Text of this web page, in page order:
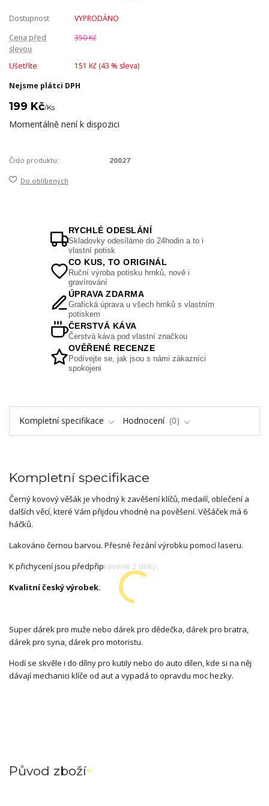
Dostupnost
VYPRODÁNO
Cena před
slevou
350 Kč
Ušetříte 151 Kč (43 % sleva)
Nejsme plátci DPH
199 Kč/Ks
Momentálně není k dispozici
Číslo produktu: 20027
Do oblíbených
RYCHLÉ ODESLÁNÍ
Skladovky odesíláme do 24hodin a to i
vlastní potisk
CO KUS, TO ORIGINÁL
Ruční výroba potisku hrnků, nově i
gravírování
ÚPRAVA ZDARMA
Grafická úprava u všech hrnků s vlastním
potiskem
ČERSTVÁ KÁVA
Čerstvá káva pod vlastní značkou
OVĚŘENÉ RECENZE
Podívejte se, jak jsou s námi zákazníci
spokojeni
Kompletní specifikace Hodnocení 0
Kompletní specifikace
Černý kovový věšák je vhodný k zavěšení klíčů, medailí, oblečení a
dalších věcí, které Vám přijdou vhodné na pověšení. Věšáček má 6
háčků.
Lakováno černou barvou. Přesné řezání výrobku pomocí laseru.
K přichycení jsou předpřipravené 2 dírky.
Kvalitní český výrobek.
Super dárek pro muže nebo dárek pro dědečka, dárek pro bratra,
dárek pro syna, dárek pro motoristu.
Hodí se skvěle i do dílny pro kutily nebo do auto dílen, kde si na něj
dávají mechanici klíče od aut a vypadá to opravdu moc hezky.
Původ zboží